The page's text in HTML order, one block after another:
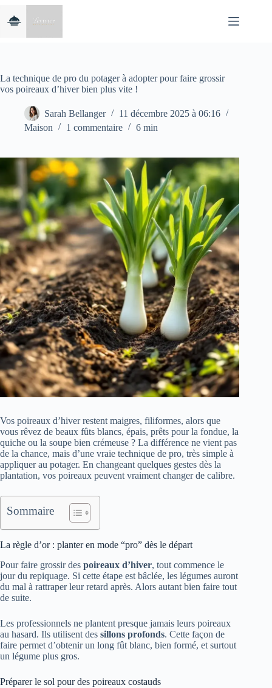
contenu
La technique de pro du potager à adopter pour faire grossir
vos poireaux d’hiver bien plus vite !
Sarah Bellanger
11 décembre 2025 à 06:16
Maison
1 commentaire 6 min
Vos poireaux d’hiver restent maigres, filiformes, alors que
vous rêvez de beaux fûts blancs, épais, prêts pour la fondue, la
quiche ou la soupe bien crémeuse ? La différence ne vient pas
de la chance, mais d’une vraie technique de pro, très simple à
appliquer au potager. En changeant quelques gestes dès la
plantation, vos poireaux peuvent vraiment changer de calibre.
Sommaire
La règle d’or : planter en mode “pro” dès le départ
Pour faire grossir des poireaux d’hiver, tout commence le
jour du repiquage. Si cette étape est bâclée, les légumes auront
du mal à rattraper leur retard après. Alors autant bien faire tout
de suite.
Les professionnels ne plantent presque jamais leurs poireaux
au hasard. Ils utilisent des sillons profonds. Cette façon de
faire permet d’obtenir un long fût blanc, bien formé, et surtout
un légume plus gros.
Préparer le sol pour des poireaux costauds